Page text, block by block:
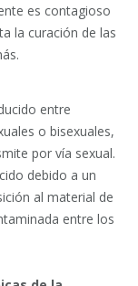
es contagioso
la curación de las
entre
o bisexuales,
por vía sexual.
debido a un
al material de
entre los